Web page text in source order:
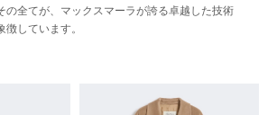
の全てが、マックスマーラが誇る卓越した技術
しています。